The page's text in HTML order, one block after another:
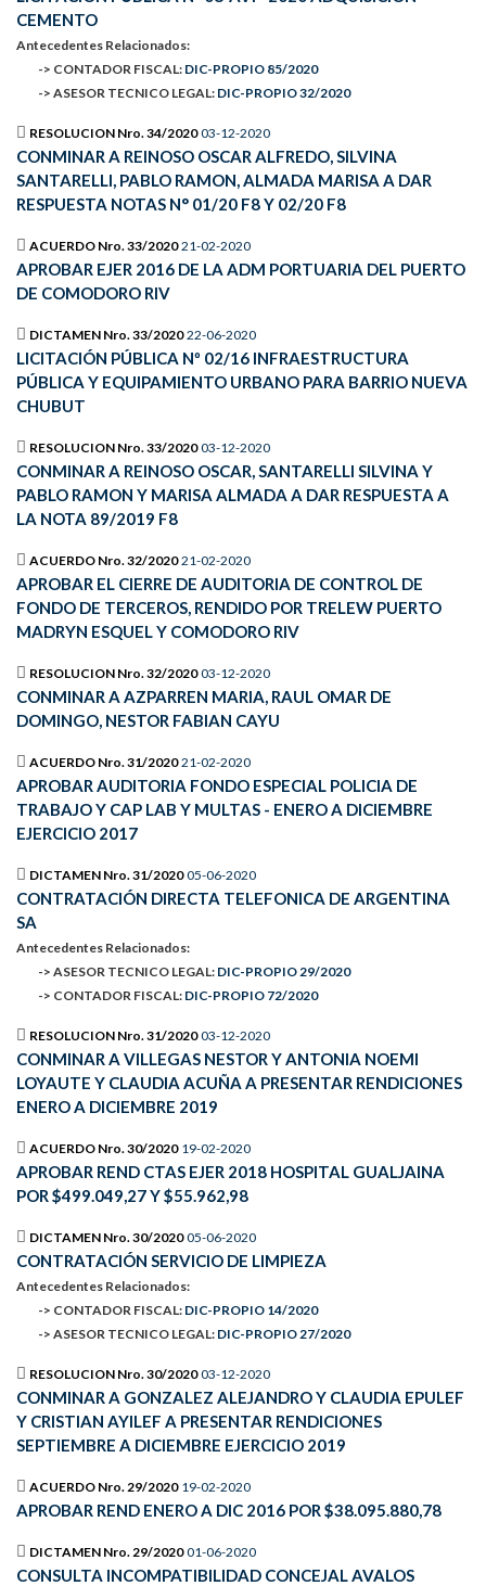
CEMENTO
Antecedentes Relacionados:
-> CONTADOR FISCAL: DIC-PROPIO 85/2020
-> ASESOR TECNICO LEGAL: DIC-PROPIO 32/2020
RESOLUCION Nro. 34/2020 03-12-2020
CONMINAR A REINOSO OSCAR ALFREDO, SILVINA
SANTARELLI, PABLO RAMON, ALMADA MARISA A DAR
RESPUESTA NOTAS N° 01/20 F8 Y 02/20 F8
ACUERDO Nro. 33/2020 21-02-2020
APROBAR EJER 2016 DE LA ADM PORTUARIA DEL PUERTO
DE COMODORO RIV
DICTAMEN Nro. 33/2020 22-06-2020
LICITACIÓN PÚBLICA Nº 02/16 INFRAESTRUCTURA
PÚBLICA Y EQUIPAMIENTO URBANO PARA BARRIO NUEVA
CHUBUT
RESOLUCION Nro. 33/2020 03-12-2020
CONMINAR A REINOSO OSCAR, SANTARELLI SILVINA Y
PABLO RAMON Y MARISA ALMADA A DAR RESPUESTA A
LA NOTA 89/2019 F8
ACUERDO Nro. 32/2020 21-02-2020
APROBAR EL CIERRE DE AUDITORIA DE CONTROL DE
FONDO DE TERCEROS, RENDIDO POR TRELEW PUERTO
MADRYN ESQUEL Y COMODORO RIV
RESOLUCION Nro. 32/2020 03-12-2020
CONMINAR A AZPARREN MARIA, RAUL OMAR DE
DOMINGO, NESTOR FABIAN CAYU
ACUERDO Nro. 31/2020 21-02-2020
APROBAR AUDITORIA FONDO ESPECIAL POLICIA DE
TRABAJO Y CAP LAB Y MULTAS - ENERO A DICIEMBRE
EJERCICIO 2017
DICTAMEN Nro. 31/2020 05-06-2020
CONTRATACIÓN DIRECTA TELEFONICA DE ARGENTINA
SA
Antecedentes Relacionados:
-> ASESOR TECNICO LEGAL: DIC-PROPIO 29/2020
-> CONTADOR FISCAL: DIC-PROPIO 72/2020
RESOLUCION Nro. 31/2020 03-12-2020
CONMINAR A VILLEGAS NESTOR Y ANTONIA NOEMI
LOYAUTE Y CLAUDIA ACUÑA A PRESENTAR RENDICIONES
ENERO A DICIEMBRE 2019
ACUERDO Nro. 30/2020 19-02-2020
APROBAR REND CTAS EJER 2018 HOSPITAL GUALJAINA
POR $499.049,27 Y $55.962,98
DICTAMEN Nro. 30/2020 05-06-2020
CONTRATACIÓN SERVICIO DE LIMPIEZA
Antecedentes Relacionados:
-> CONTADOR FISCAL: DIC-PROPIO 14/2020
-> ASESOR TECNICO LEGAL: DIC-PROPIO 27/2020
RESOLUCION Nro. 30/2020 03-12-2020
CONMINAR A GONZALEZ ALEJANDRO Y CLAUDIA EPULEF
Y CRISTIAN AYILEF A PRESENTAR RENDICIONES
SEPTIEMBRE A DICIEMBRE EJERCICIO 2019
ACUERDO Nro. 29/2020 19-02-2020
APROBAR REND ENERO A DIC 2016 POR $38.095.880,78
DICTAMEN Nro. 29/2020 01-06-2020
CONSULTA INCOMPATIBILIDAD CONCEJAL AVALOS